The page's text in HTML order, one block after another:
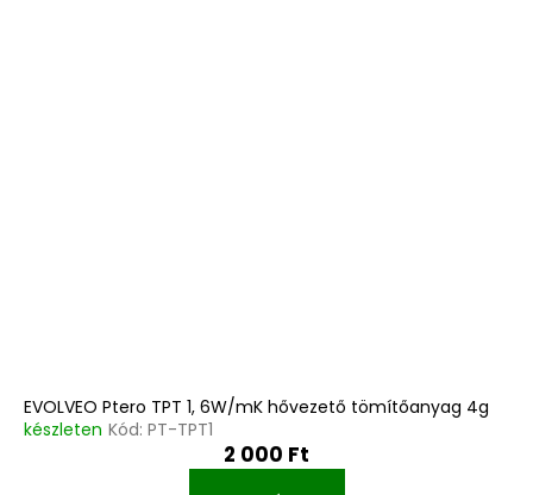
EVOLVEO Ptero TPT 1, 6W/mK hővezető tömítőanyag 4g
készleten Kód: PT-TPT1
2 000 Ft